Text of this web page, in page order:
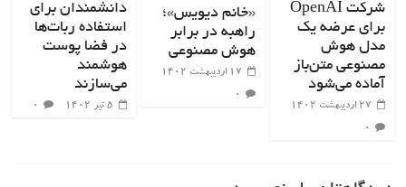
شرکت OpenAI
برای عرضه یک
مدل هوش
مصنوعی متن‌باز
آماده می‌شود
۲۷ اردیبهشت ۱۴۰۲
۰
«خانم دیویس»؛
راهبه‌ در برابر
هوش مصنوعی
۱۷ اردیبهشت ۱۴۰۲
۰
دانشمندان برای
استفاده ربات‌ها
در فضا پوست
هوشمند
می‌سازند
۵ تیر ۱۴۰۲ ۰